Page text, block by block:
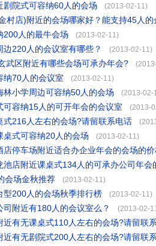
剧院式可容纳60人的会场 (2013-02-11)
村店)附近的会场哪家好？能支持45人
200人的最牛会场
(2013-02-11)
220人的会议室有哪些？ (2013-02-11)
武区附近有哪些会场可承办年会?
纳70人的会议室 (2013-02-11)
林小学周边可容纳50人的会场 (2013-02-
可容纳15人的可开年会的会议室 (2013-
式216人左右的会场?请留联系电话
桌式可容纳20人的会场 (2013-02-11)
店停车场附近适合办企业年会的会场的
池店附近课桌式134人的可承办公司年会
会场金秋推荐
(2013-02-11)
型200人的会场秋季排行榜 (2013-02-11)
附近有180人的会议室么？ (2013-02-
近有无课桌式110人左右的会场?请留联
近有无剧院式200人左右的会场?请留联